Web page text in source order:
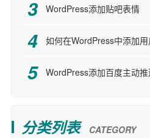
WordPress添加贴吧表情
如何在WordPress中添加用
WordPress添加百度主动
分类列表 CATEGORY